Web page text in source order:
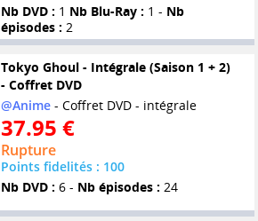
Nb DVD : 1 Nb Blu-Ray : 1 - Nb
épisodes : 2
Tokyo Ghoul - Intégrale (Saison 1 + 2)
- Coffret DVD
@Anime- Coffret DVD - intégrale
37.95 €
Rupture
Points fidelités : 100
Nb DVD : 6 - Nb épisodes : 24